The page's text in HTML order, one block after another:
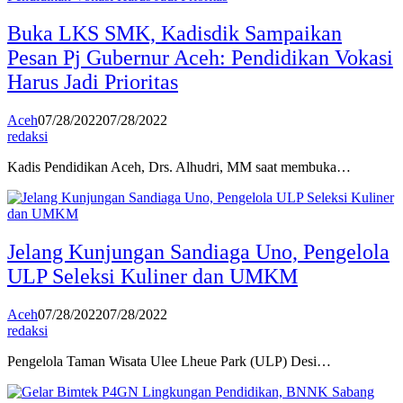
Buka LKS SMK, Kadisdik Sampaikan
Pesan Pj Gubernur Aceh: Pendidikan Vokasi
Harus Jadi Prioritas
Aceh07/28/202207/28/2022
redaksi
Kadis Pendidikan Aceh, Drs. Alhudri, MM saat membuka…
Jelang Kunjungan Sandiaga Uno, Pengelola
ULP Seleksi Kuliner dan UMKM
Aceh07/28/202207/28/2022
redaksi
Pengelola Taman Wisata Ulee Lheue Park (ULP) Desi…